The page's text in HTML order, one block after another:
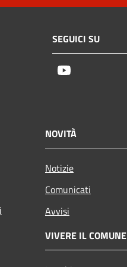
SEGUICI SU
NOVITÀ
Notizie
Comunicati
Avvisi
VIVERE IL COMUNE